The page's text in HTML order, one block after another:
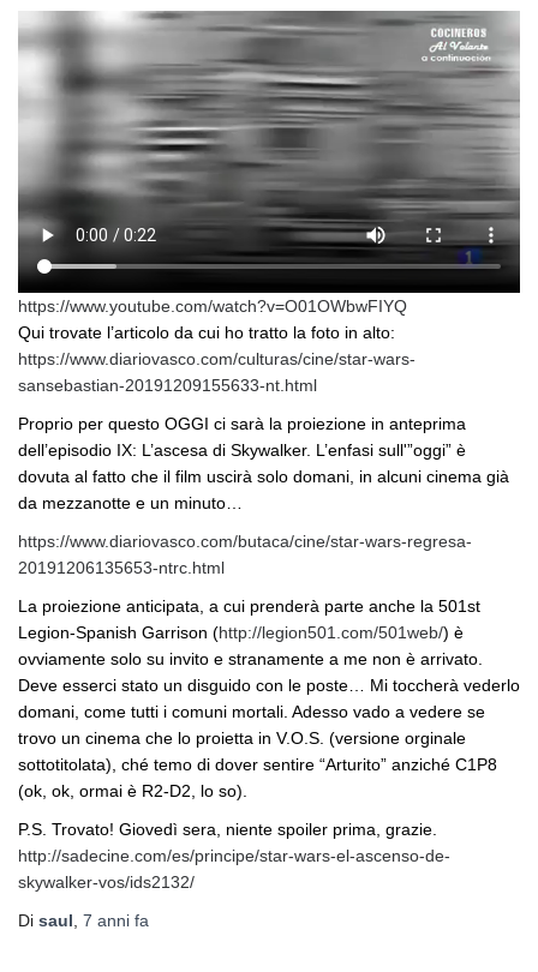
https://www.youtube.com/watch?v=O01OWbwFIYQ
Qui trovate l’articolo da cui ho tratto la foto in alto:
https://www.diariovasco.com/culturas/cine/star-wars-
sansebastian-20191209155633-nt.html
Proprio per questo OGGI ci sarà la proiezione in anteprima
dell’episodio IX: L’ascesa di Skywalker. L’enfasi sull'”oggi” è
dovuta al fatto che il film uscirà solo domani, in alcuni cinema già
da mezzanotte e un minuto…
https://www.diariovasco.com/butaca/cine/star-wars-regresa-
20191206135653-ntrc.html
La proiezione anticipata, a cui prenderà parte anche la 501st
Legion-Spanish Garrison (http://legion501.com/501web/) è
ovviamente solo su invito e stranamente a me non è arrivato.
Deve esserci stato un disguido con le poste… Mi toccherà vederlo
domani, come tutti i comuni mortali. Adesso vado a vedere se
trovo un cinema che lo proietta in V.O.S. (versione orginale
sottotitolata), ché temo di dover sentire “Arturito” anziché C1P8
(ok, ok, ormai è R2-D2, lo so).
P.S. Trovato! Giovedì sera, niente spoiler prima, grazie.
http://sadecine.com/es/principe/star-wars-el-ascenso-de-
skywalker-vos/ids2132/
Di saul, 7 anni fa